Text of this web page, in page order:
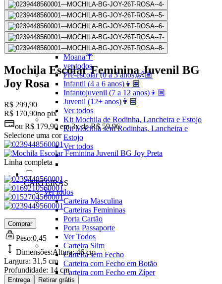
Patrulha Canina🐶
Stitch💜
Mickey e Minnie🐭🎀
Linha Pets🐾
Frozen❄️
Moana🌴
ver todos
Pré-escolar (0 a 3 anos)👶🏽
Infantil (4 a 6 anos)👦🏽
Infantojuvenil (7 a 12 anos)👦🏽
Juvenil (12+ anos)👨🏽
Ver todos
Kit Mochila de Rodinha, Lancheira e Estojo
Kit Mochila sem Rodinhas, Lancheira e
Estojo
Ver todos
CARTEIRAS
Ver todos
Carteira Masculina
Carteiras Femininas
Porta Cartão
Porta Passaporte
Ver Todos
Carteira Slim
Carteira sem Fecho
Carteira com Fecho em Botão
Carteira com Fecho em Zíper
Mochila Escolar Feminina Juvenil BG
Joy Rosa
R$ 299,90
R$ 170,90no pix
ou R$ 179,90 em3x de R$ 59,96
Selecione uma cor
Linha completa
Comprar
Peso:0,45
Dimensões:Altura: 46 cm
Largura: 31,5 cm
Profundidade: 14 cm
Entrega Retirar grátis